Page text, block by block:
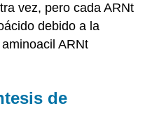
vez, pero cada ARNt
debido a la
ARNt
de